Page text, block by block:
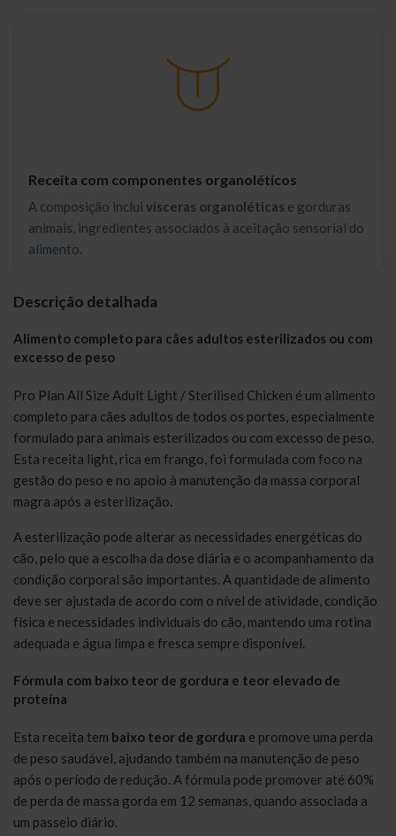
Receita com componentes organoléticos
A composição inclui vísceras organoléticas e gorduras
animais, ingredientes associados à aceitação sensorial do
alimento.
Descrição detalhada
Alimento completo para cães adultos esterilizados ou com
excesso de peso
Pro Plan All Size Adult Light / Sterilised Chicken é um alimento
completo para cães adultos de todos os portes, especialmente
formulado para animais esterilizados ou com excesso de peso.
Esta receita light, rica em frango, foi formulada com foco na
gestão do peso e no apoio à manutenção da massa corporal
magra após a esterilização.
A esterilização pode alterar as necessidades energéticas do
cão, pelo que a escolha da dose diária e o acompanhamento da
condição corporal são importantes. A quantidade de alimento
deve ser ajustada de acordo com o nível de atividade, condição
física e necessidades individuais do cão, mantendo uma rotina
adequada e água limpa e fresca sempre disponível.
Fórmula com baixo teor de gordura e teor elevado de
proteína
Esta receita tem baixo teor de gordura e promove uma perda
de peso saudável, ajudando também na manutenção de peso
após o período de redução. A fórmula pode promover até 60%
de perda de massa gorda em 12 semanas, quando associada a
um passeio diário.